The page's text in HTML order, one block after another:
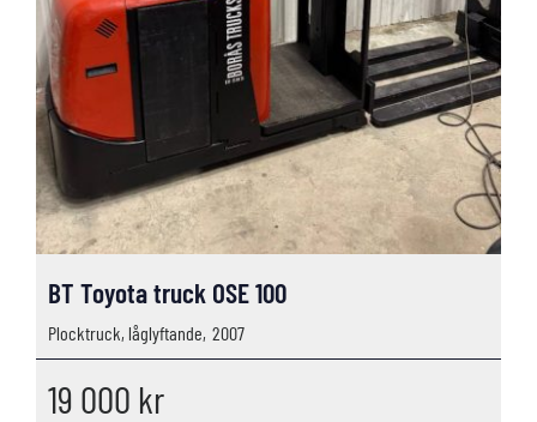
BT Toyota truck OSE 100
Plocktruck, låglyftande, 2007
19 000 kr